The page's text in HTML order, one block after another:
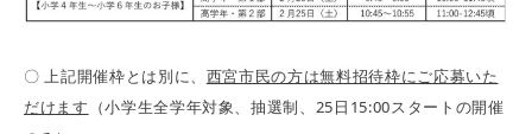
〇 上記開催枠とは別に、 西宮市民の方は無料招待枠にご応募いた
だけます （小学生全学年対象、抽選制、25日15:00スタートの開催